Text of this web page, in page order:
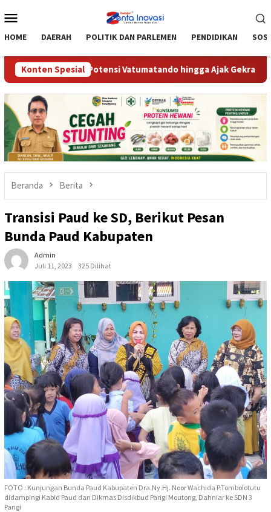
ke
Mobile
HOME DAERAH POLITIK DAN PARLEMEN PENDIDIKAN
Konten Spesial
Potensi Vatumatando hingga Ajak Gekrafs Dorong
Beranda Berita
Transisi Paud ke SD, Berikut Pesan
Bunda Paud Kabupaten
Admin
Juli 11, 2023
325 Dilihat
FOTO : Kunjungan Bunda Paud Kabupaten Dra.Ny.Hj. Noor Wachida P.Tombolotutu
didampingi Kabid Paud dan Dikmas Disdikbud Parigi Moutong, Dahniar ke SDN 3
Parigi